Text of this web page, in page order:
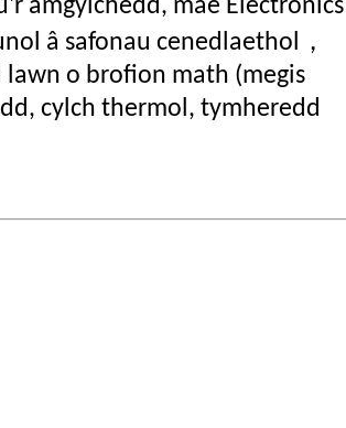
amgylchedd, mae Electronics
â safonau cenedlaethol ，
o brofion math (megis
cylch thermol, tymheredd